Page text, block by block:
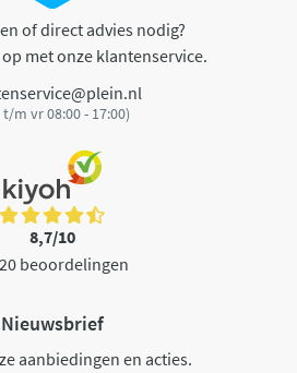
of direct advies nodig?
met onze klantenservice.
t/m vr 08:00 - 17:00)
8,7/10
beoordelingen
Nieuwsbrief
aanbiedingen en acties.